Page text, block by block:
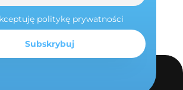
politykę prywatności